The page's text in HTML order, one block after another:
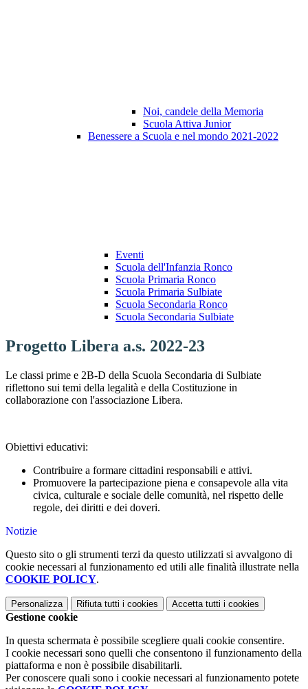
Noi, candele della Memoria
Scuola Attiva Junior
Benessere a Scuola e nel mondo 2021-2022
Eventi
Scuola dell'Infanzia Ronco
Scuola Primaria Ronco
Scuola Primaria Sulbiate
Scuola Secondaria Ronco
Scuola Secondaria Sulbiate
Progetto Libera a.s. 2022-23
Le classi prime e 2B-D della Scuola Secondaria di Sulbiate
riflettono sui temi della legalità e della Costituzione in
collaborazione con l'associazione Libera.
Obiettivi educativi:
Contribuire a formare cittadini responsabili e attivi.
Promuovere la partecipazione piena e consapevole alla vita
civica, culturale e sociale delle comunità, nel rispetto delle
regole, dei diritti e dei doveri.
Notizie
Questo sito o gli strumenti terzi da questo utilizzati si avvalgono di
cookie necessari al funzionamento ed utili alle finalità illustrate nella
COOKIE POLICY.
Personalizza Rifiuta tutti i cookies Accetta tutti i cookies
Gestione cookie
In questa schermata è possibile scegliere quali cookie consentire.
I cookie necessari sono quelli che consentono il funzionamento della
piattaforma e non è possibile disabilitarli.
Per conoscere quali sono i cookie necessari al funzionamento potete